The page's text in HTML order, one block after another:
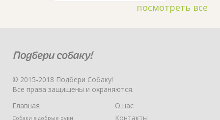
посмотреть все
© 2015-2018 Подбери Собаку!
Все права защищены и охраняются.
Главная
Собаки в добрые руки
О нас
Контакты